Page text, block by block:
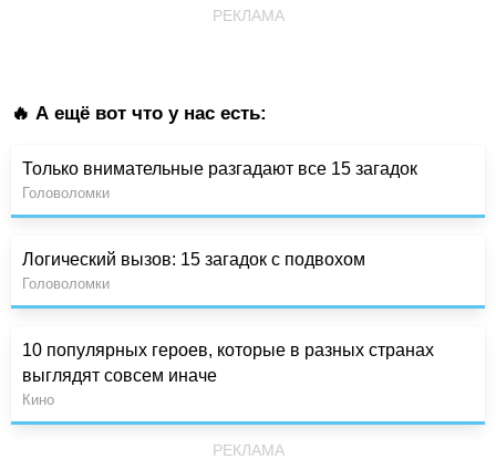
РЕКЛАМА
🔥 А ещё вот что у нас есть:
Только внимательные разгадают все 15 загадок
Головоломки
Логический вызов: 15 загадок с подвохом
Головоломки
10 популярных героев, которые в разных странах
выглядят совсем иначе
Кино
РЕКЛАМА